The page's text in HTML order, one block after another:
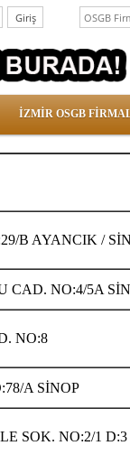
İZMİR OSGB
B AYANCIK /
CAD. NO:4/5A
NO:8
A SİNOP
SOK. NO:2/1 D:3